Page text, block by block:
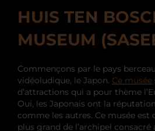
HUIS TEN
MUSEUM
Commençons par le pays
vidéoludique, le Japon. Ce musée
d’attractions qui a pour thème
Oui, les Japonais ont la
comme les autres. Ce musée est
plus grand de l’archipel consacré